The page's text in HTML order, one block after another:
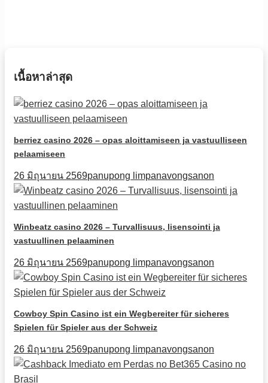
เนื้อหาล่าสุด
berriez casino 2026 – opas aloittamiseen ja vastuulliseen
pelaamiseen
26 มิถุนายน 2569panupong limpanavongsanon
Winbeatz casino 2026 – Turvallisuus, lisensointi ja
vastuullinen pelaaminen
26 มิถุนายน 2569panupong limpanavongsanon
Cowboy Spin Casino ist ein Wegbereiter für sicheres
Spielen für Spieler aus der Schweiz
26 มิถุนายน 2569panupong limpanavongsanon